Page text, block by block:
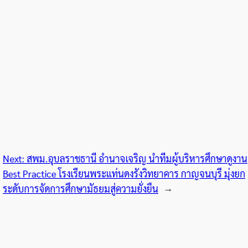
Next:สพม.อุบลราชธานี อำนาจเจริญ นำทีมผู้บริหารศึกษาดูงาน
Best Practice โรงเรียนพระแท่นดงรังวิทยาคาร กาญจนบุรี มุ่งยก
ระดับการจัดการศึกษามัธยมสู่ความยั่งยืน →